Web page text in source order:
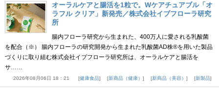
オーラルケアと腸活を1粒で。Wケアチュアブル「オ
ラフル クリア」新発売／株式会社イブフローラ研究
所
腸内フローラ研究から生まれた、400万人に愛される乳酸菌
を配合（※） 腸内フローラの研究開発から生まれた乳酸菌AD株®を用いた製品
づくりに取り組む株式会社イブフローラ研究所は、オーラルケアと腸活を
サ……
2026年08月06日 18：21 健康食品 新商品（健康） 新商品（美容） 新製品